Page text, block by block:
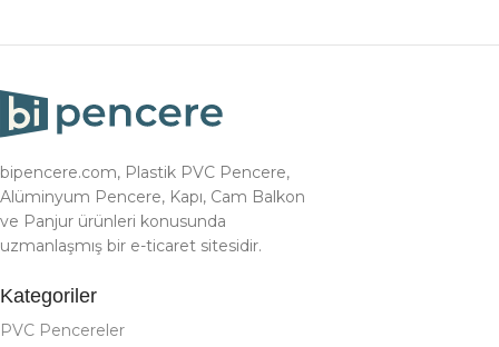
bipencere.com, Plastik PVC Pencere,
Alüminyum Pencere, Kapı, Cam Balkon
ve Panjur ürünleri konusunda
uzmanlaşmış bir e-ticaret sitesidir.
Kategoriler
PVC Pencereler